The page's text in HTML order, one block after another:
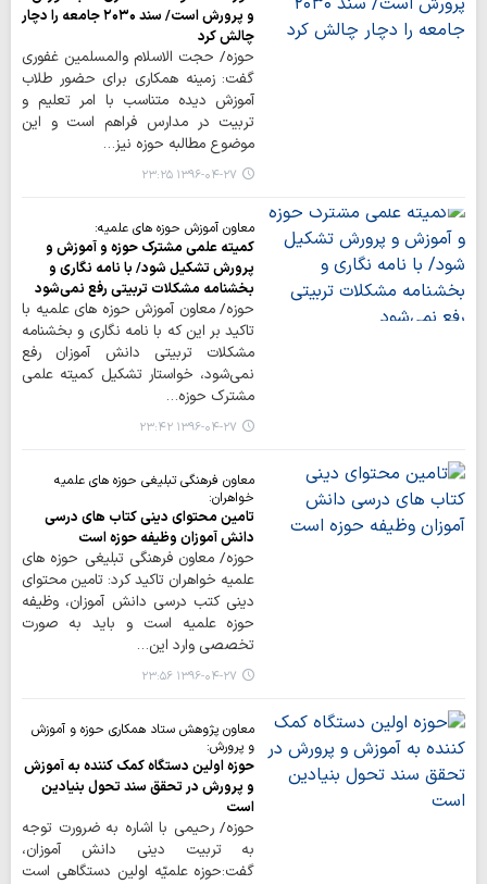
و پرورش است/ سند ۲۰۳۰ جامعه را دچار
چالش کرد
حوزه/ حجت الاسلام والمسلمین غفوری
گفت: زمینه همکاری برای حضور طلاب
آموزش دیده متناسب با امر تعلیم و
تربیت در مدارس فراهم است و این
موضوع مطالبه حوزه نیز…
۱۳۹۶-۰۴-۲۷ ۲۳:۲۵
معاون آموزش حوزه های علمیه:
کمیته علمی مشترک حوزه و آموزش و
پرورش تشکیل شود/ با نامه ‌نگاری و
بخشنامه مشکلات تربیتی رفع نمی‌شود
حوزه/ معاون آموزش حوزه های علمیه با
تاکید بر این که با نامه ‌نگاری و بخشنامه
مشکلات تربیتی دانش آموزان رفع
نمی‌شود، خواستار تشکیل کمیته علمی
مشترک حوزه…
۱۳۹۶-۰۴-۲۷ ۲۳:۴۲
معاون فرهنگی تبلیغی حوزه های علمیه
خواهران:
تامین محتوای دینی کتاب های درسی
دانش آموزان وظیفه حوزه است
حوزه/ معاون فرهنگی تبلیغی حوزه های
علمیه خواهران تاکید کرد: تامین محتوای
دینی کتب درسی دانش آموزان، وظیفه
حوزه علمیه است و باید به صورت
تخصصی وارد این…
۱۳۹۶-۰۴-۲۷ ۲۳:۵۶
معاون پژوهش ستاد همکاری حوزه و آموزش
و پرورش:
حوزه اولین دستگاه کمک کننده به آموزش
و پرورش در تحقق سند تحول بنیادین
است
حوزه/ رحیمی با اشاره به ضرورت توجه
به تربیت دینی دانش آموزان،
گفت:حوزه علمیّه اولین دستگاهی است